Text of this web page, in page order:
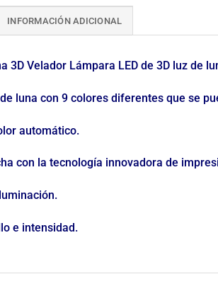
INFORMACIÓN ADICIONAL
3D Velador Lámpara LED de 3D luz de
luna con 9 colores diferentes que se
automático.
con la tecnología innovadora de
e intensidad.